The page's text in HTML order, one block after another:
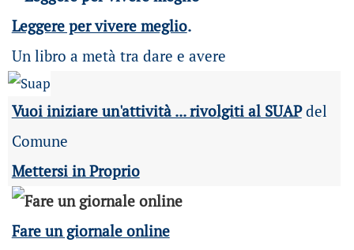
Leggere per vivere meglio.
Un libro a metà tra dare e avere
Vuoi iniziare un'attività ... rivolgiti al SUAPdel
Comune
Mettersi in Proprio
Fare un giornale online